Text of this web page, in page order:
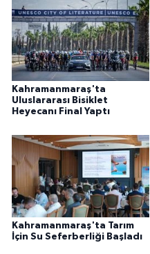
Kahramanmaraş'ta
Uluslararası Bisiklet
Heyecanı Final Yaptı
Kahramanmaraş'ta Tarım
İçin Su Seferberliği Başladı
ASAYİŞ
SEÇİM 2015
ÇEVRE
BİLİM VE TEKNOLOJİ
YARIŞMALAR
TANITIM
HABERDE İNSAN